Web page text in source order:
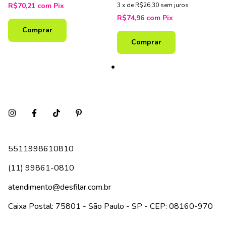
R$70,21 com Pix
Comprar
3 x deR$26,30 sem juros
R$74,96 com Pix
Comprar
5511998610810
(11) 99861-0810
atendimento@desfilar.com.br
Caixa Postal: 75801 - São Paulo - SP - CEP: 08160-970